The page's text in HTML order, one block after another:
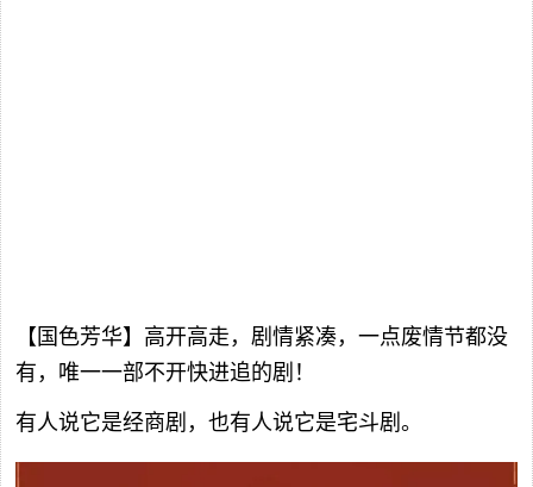
【国色芳华】高开高走，剧情紧凑，一点废情节都没
有，唯一一部不开快进追的剧！
有人说它是经商剧，也有人说它是宅斗剧。